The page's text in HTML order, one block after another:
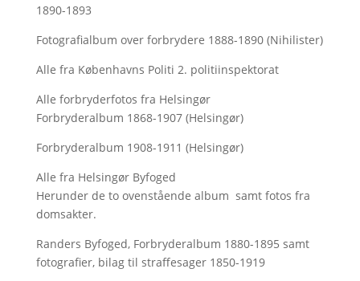
1890-1893
Fotografialbum over forbrydere 1888-1890 (Nihilister)
Alle fra Københavns Politi 2. politiinspektorat
Alle forbryderfotos fra Helsingør
Forbryderalbum 1868-1907 (Helsingør)
Forbryderalbum 1908-1911 (Helsingør)
Alle fra Helsingør Byfoged
Herunder de to ovenstående album samt fotos fra
domsakter.
Randers Byfoged, Forbryderalbum 1880-1895 samt
fotografier, bilag til straffesager 1850-1919